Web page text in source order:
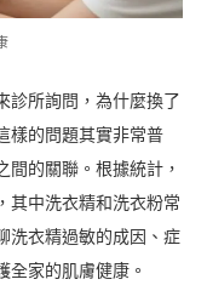
診所詢問，為什麼換了
樣的問題其實非常普
間的關聯。根據統計，
其中洗衣精和洗衣粉常
洗衣精過敏的成因、症
全家的肌膚健康。